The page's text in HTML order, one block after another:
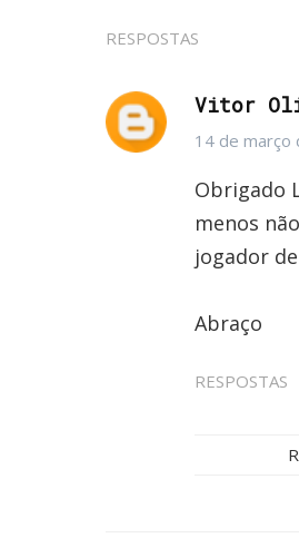
RESPOSTAS
Vitor
14 de março
Obrigado
menos
jogador
Abraço
RESPOSTAS